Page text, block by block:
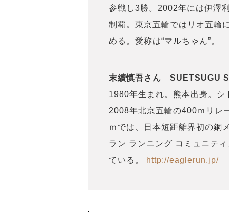
参戦し3勝。2002年には伊澤
制覇。東京五輪ではリオ五輪
める。愛称は“マルちゃん”。
末續慎吾さん SUETSUGU
1980年生まれ。熊本出身。シ
2008年北京五輪の400ｍリレ
ｍでは、日本短距離界初の銅
ラン ランニング コミュニテ
ている。
http://eaglerun.jp/